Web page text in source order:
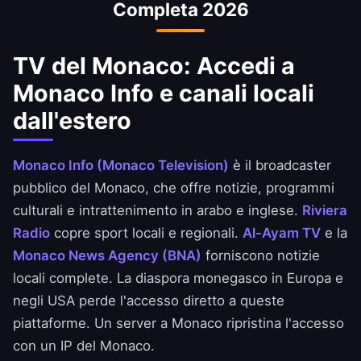
United Bank e BBK.Completa 2026
TV del Monaco: Accedi a
Monaco Info e canali locali
dall'estero
Monaco Info (Monaco Television) è il broadcaster
pubblico del Monaco, che offre notizie, programmi
culturali e intrattenimento in arabo e inglese. Riviera
Radio copre sport locali e regionali. Al-Ayam TV e la
Monaco News Agency (BNA) forniscono notizie
locali complete. La diaspora monegasco in Europa e
negli USA perde l'accesso diretto a queste
piattaforme. Un server a Monaco ripristina l'accesso
con un IP del Monaco.